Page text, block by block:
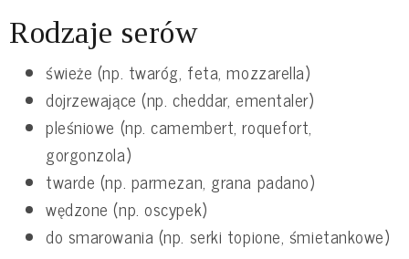
Rodzaje serów
świeże (np. twaróg, feta, mozzarella)
dojrzewające (np. cheddar, ementaler)
pleśniowe (np. camembert, roquefort,
gorgonzola)
twarde (np. parmezan, grana padano)
wędzone (np. oscypek)
do smarowania (np. serki topione, śmietankowe)